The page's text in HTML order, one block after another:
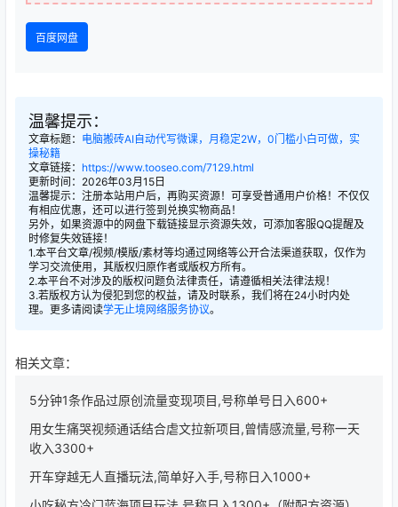
百度网盘
温馨提示：
文章标题： 电脑搬砖AI自动代写微课，月稳定2W，0门槛小白可做，实
操秘籍
文章链接： https://www.tooseo.com/7129.html
更新时间：2026年03月15日
温馨提示：注册本站用户后，再购买资源！可享受普通用户价格！不仅仅
有相应优惠，还可以进行签到兑换实物商品！
另外，如果资源中的网盘下载链接显示资源失效，可添加客服QQ提醒及
时修复失效链接！
1.本平台文章/视频/模版/素材等均通过网络等公开合法渠道获取，仅作为
学习交流使用，其版权归原作者或版权方所有。
2.本平台不对涉及的版权问题负法律责任，请遵循相关法律法规！
3.若版权方认为侵犯到您的权益，请及时联系，我们将在24小时内处
理。更多请阅读学无止境网络服务协议。
相关文章：
5分钟1条作品过原创流量变现项目,号称单号日入600+
用女生痛哭视频通话结合虐文拉新项目,曾情感流量,号称一天
收入3300+
开车穿越无人直播玩法,简单好入手,号称日入1000+